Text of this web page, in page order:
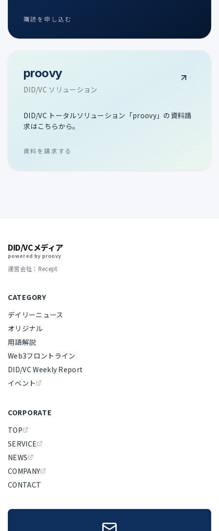
購読を申し込む
proovy
DID/VC ソリューション
DID/VC トータルソリューション「proovy」の資料請
求はこちらから。
資料を請求する
DID/VCメディア
powered by proovy
運営会社：Recept
CATEGORY
デイリーニュース
オリジナル
用語解説
Web3フロントライン
DID/VC Weekly Report
イベント
CORPORATE
TOP
SERVICE
NEWS
COMPANY
CONTACT